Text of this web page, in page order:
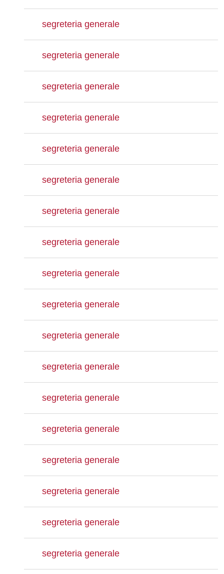
segreteria generale
segreteria generale
segreteria generale
segreteria generale
segreteria generale
segreteria generale
segreteria generale
segreteria generale
segreteria generale
segreteria generale
segreteria generale
segreteria generale
segreteria generale
segreteria generale
segreteria generale
segreteria generale
segreteria generale
segreteria generale